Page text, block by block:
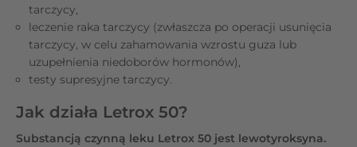
tarczycy,
leczenie raka tarczycy (zwłaszcza po operacji usunięcia
tarczycy, w celu zahamowania wzrostu guza lub
uzupełnienia niedoborów hormonów),
testy supresyjne tarczycy.
Jak działa Letrox 50?
Substancją czynną leku Letrox 50 jest lewotyroksyna.